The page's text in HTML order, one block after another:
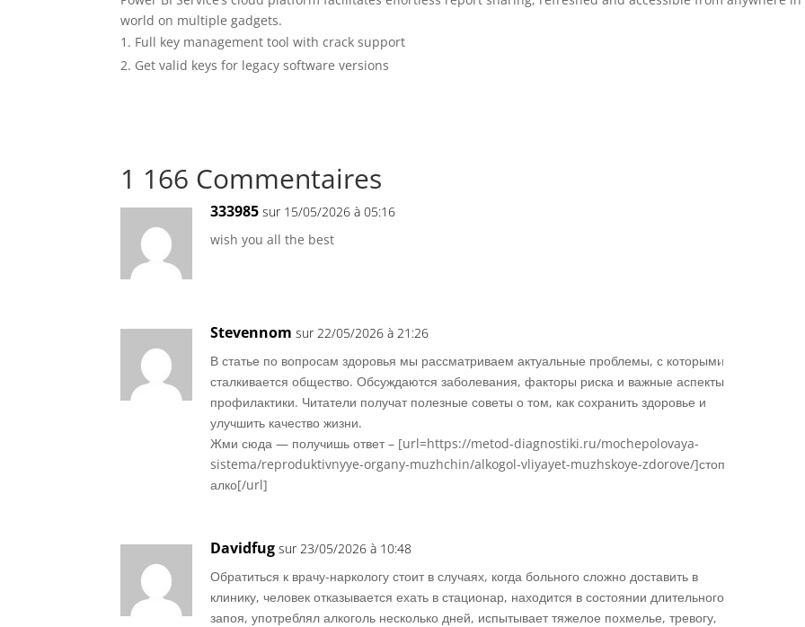
world on multiple gadgets.
Full key management tool with crack support
Get valid keys for legacy software versions
1 166 Commentaires
333985 sur 15/05/2026 à 05:16
wish you all the best
Stevennom sur 22/05/2026 à 21:26
В статье по вопросам здоровья мы рассматриваем актуальные проблемы, с которыми
сталкивается общество. Обсуждаются заболевания, факторы риска и важные аспекты
профилактики. Читатели получат полезные советы о том, как сохранить здоровье и
улучшить качество жизни.
Жми сюда — получишь ответ – [url=https://metod-diagnostiki.ru/mochepolovaya-
sistema/reproduktivnyye-organy-muzhchin/alkogol-vliyayet-muzhskoye-zdorove/]стоп
алко[/url]
Davidfug sur 23/05/2026 à 10:48
Обратиться к врачу-наркологу стоит в случаях, когда больного сложно доставить в
клинику, человек отказывается ехать в стационар, находится в состоянии длительного
запоя, употреблял алкоголь несколько дней, испытывает тяжелое похмелье, тревогу,